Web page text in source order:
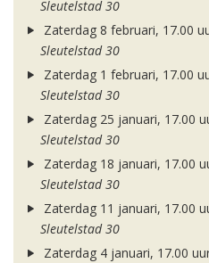
Sleutelstad 30
Zaterdag 8 februari, 17.00
Sleutelstad 30
Zaterdag 1 februari, 17.00
Sleutelstad 30
Zaterdag 25 januari, 17.00
Sleutelstad 30
Zaterdag 18 januari, 17.00
Sleutelstad 30
Zaterdag 11 januari, 17.00
Sleutelstad 30
Zaterdag 4 januari, 17.00